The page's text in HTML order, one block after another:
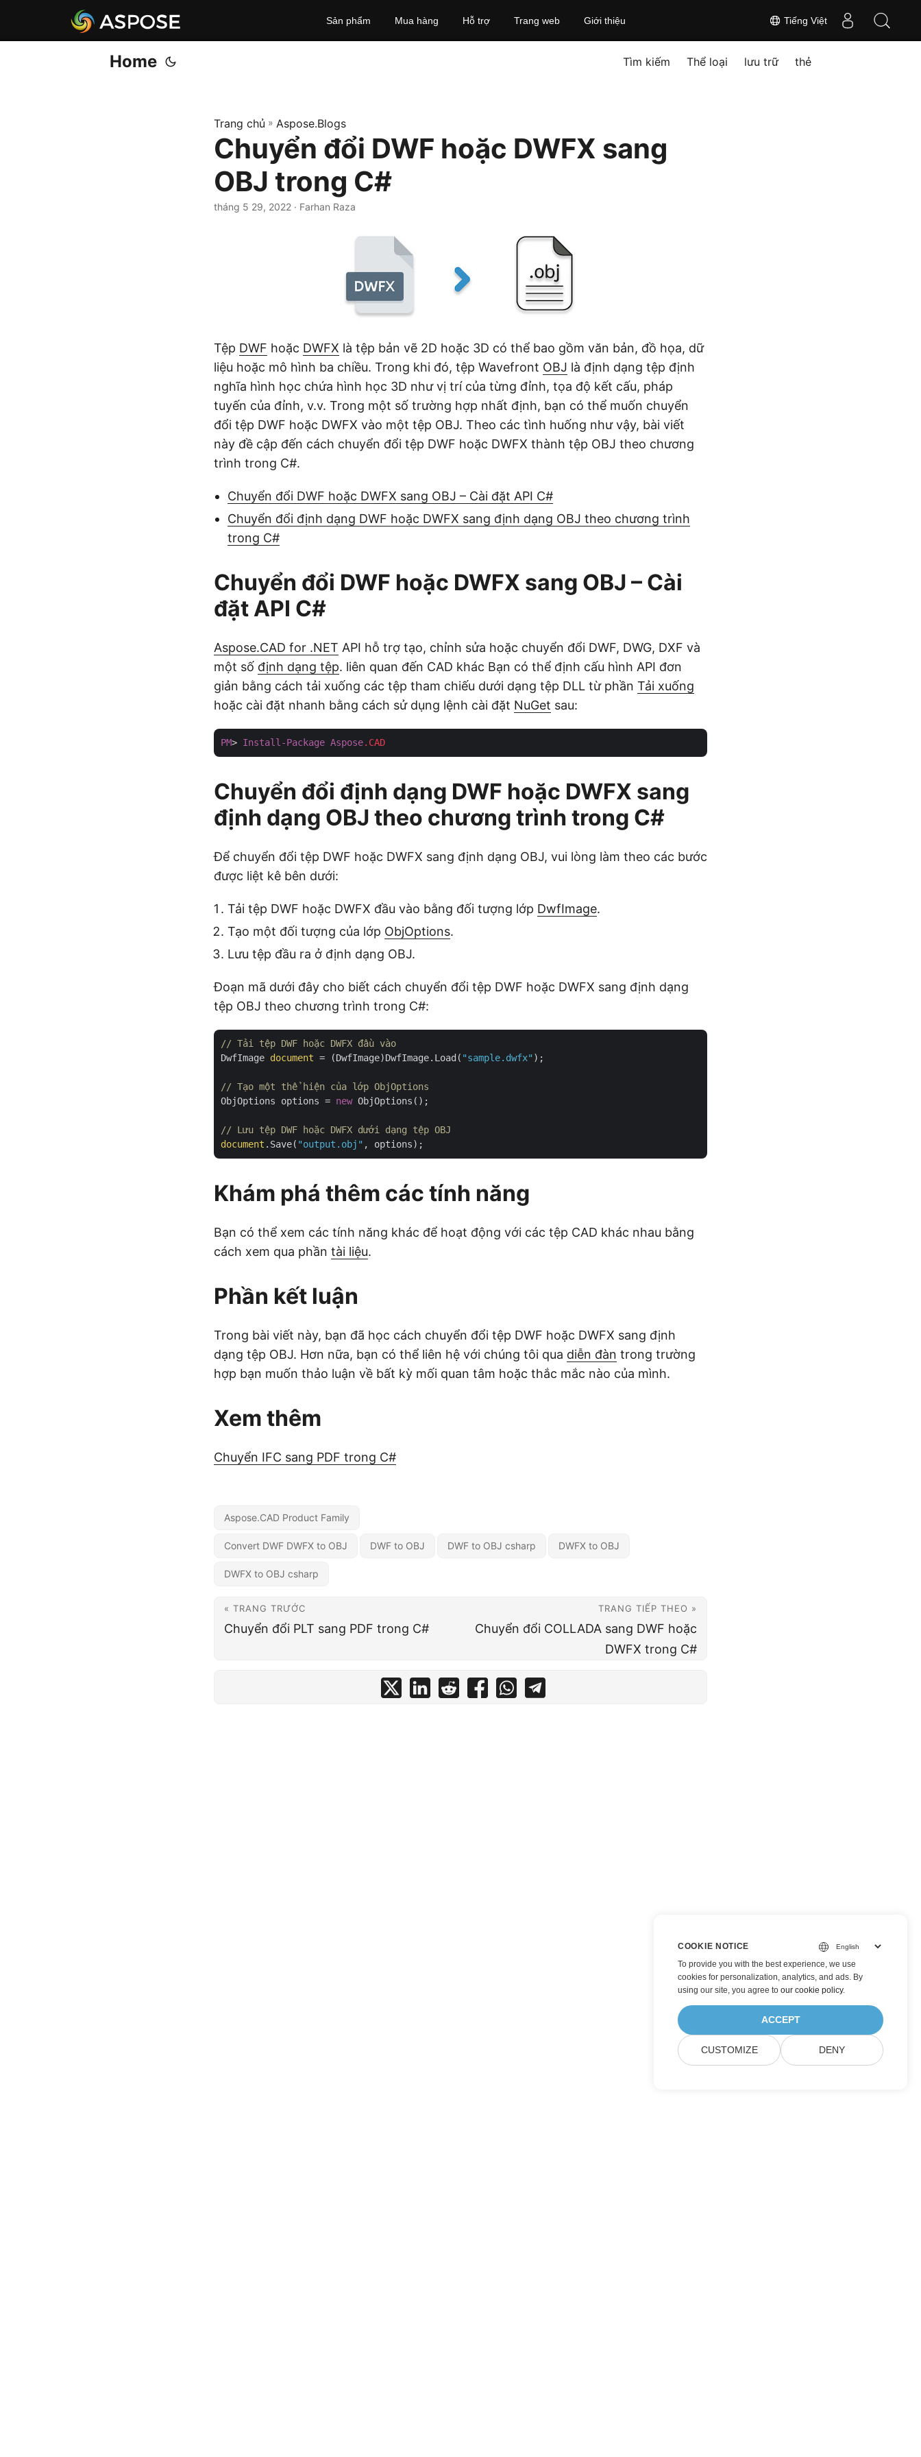
Tiếng Việt
Sản phẩm Mua hàng Hỗ trợ Trang web Giới thiệu
Home Tìm kiếm Thể loại lưu trữ thẻ
Trang chủ » Aspose.Blogs
Chuyển đổi DWF hoặc DWFX sang
OBJ trong C#
tháng 5 29, 2022 · Farhan Raza
Tệp DWF hoặc DWFX là tệp bản vẽ 2D hoặc 3D có thể bao gồm văn bản, đồ họa, dữ
liệu hoặc mô hình ba chiều. Trong khi đó, tệp Wavefront OBJ là định dạng tệp định
nghĩa hình học chứa hình học 3D như vị trí của từng đỉnh, tọa độ kết cấu, pháp
tuyến của đỉnh, v.v. Trong một số trường hợp nhất định, bạn có thể muốn chuyển
đổi tệp DWF hoặc DWFX vào một tệp OBJ. Theo các tình huống như vậy, bài viết
này đề cập đến cách chuyển đổi tệp DWF hoặc DWFX thành tệp OBJ theo chương
trình trong C#.
Chuyển đổi DWF hoặc DWFX sang OBJ – Cài đặt API C#
Chuyển đổi định dạng DWF hoặc DWFX sang định dạng OBJ theo chương trình
trong C#
Chuyển đổi DWF hoặc DWFX sang OBJ – Cài
đặt API C#
Aspose.CAD for .NET API hỗ trợ tạo, chỉnh sửa hoặc chuyển đổi DWF, DWG, DXF và
một số định dạng tệp. liên quan đến CAD khác Bạn có thể định cấu hình API đơn
giản bằng cách tải xuống các tệp tham chiếu dưới dạng tệp DLL từ phần Tải xuống
hoặc cài đặt nhanh bằng cách sử dụng lệnh cài đặt NuGet sau:
PM> Install-Package Aspose.CAD
Chuyển đổi định dạng DWF hoặc DWFX sang
định dạng OBJ theo chương trình trong C#
Để chuyển đổi tệp DWF hoặc DWFX sang định dạng OBJ, vui lòng làm theo các bước
được liệt kê bên dưới:
Tải tệp DWF hoặc DWFX đầu vào bằng đối tượng lớp DwfImage.
Tạo một đối tượng của lớp ObjOptions.
Lưu tệp đầu ra ở định dạng OBJ.
Đoạn mã dưới đây cho biết cách chuyển đổi tệp DWF hoặc DWFX sang định dạng
tệp OBJ theo chương trình trong C#:
// Tải tệp DWF hoặc DWFX đầu vào
DwfImage document = (DwfImage)DwfImage.Load( "sample.dwfx" );
// Tạo một thể hiện của lớp ObjOptions
ObjOptions options = new ObjOptions();
// Lưu tệp DWF hoặc DWFX dưới dạng tệp OBJ
document .Save( "output.obj"
Khám phá thêm các tính năng
Bạn có thể xem các tính năng khác để hoạt động với các tệp CAD khác nhau bằng
cách xem qua phần tài liệu.
Phần kết luận
Trong bài viết này, bạn đã học cách chuyển đổi tệp DWF hoặc DWFX sang định
dạng tệp OBJ. Hơn nữa, bạn có thể liên hệ với chúng tôi qua diễn đàn trong trường
hợp bạn muốn thảo luận về bất kỳ mối quan tâm hoặc thắc mắc nào của mình.
Xem thêm
Chuyển IFC sang PDF trong C#
Aspose.CAD Product Family
Convert DWF DWFX to OBJ DWF to OBJ DWF to OBJ csharp DWFX to OBJ
DWFX to OBJ csharp
« TRANG TRƯỚC
Chuyển đổi PLT sang PDF trong C#
TRANG TIẾP THEO »
Chuyển đổi COLLADA sang DWF hoặc
DWFX trong C#
COOKIE NOTICE
To provide you with the best experience, we use
cookies for personalization, analytics, and ads. By
using our site, you agree to our cookie policy.
ACCEPT
CUSTOMIZE DENY